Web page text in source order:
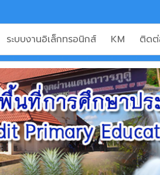
ระบบงานอิเล็กทรอนิกส์ KM ติดต่